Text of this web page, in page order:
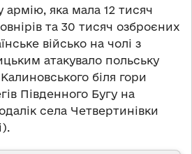
армію, яка мала 12 тисяч
та 30 тисяч озброєних
військо на чолі з
атакувало польську
біля гори
Південного Бугу на
села Четвертинівки